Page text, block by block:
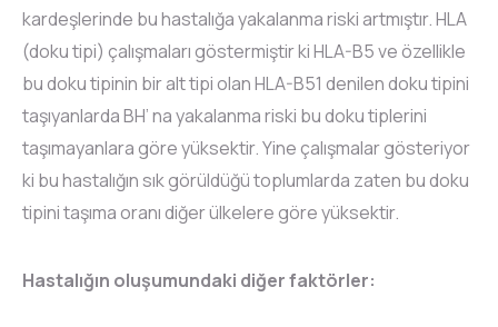
kardeşlerinde bu hastalığa yakalanma riski artmıştır. HLA
(doku tipi) çalışmaları göstermiştir ki HLA-B5 ve özellikle
bu doku tipinin bir alt tipi olan HLA-B51 denilen doku tipini
taşıyanlarda BH’ na yakalanma riski bu doku tiplerini
taşımayanlara göre yüksektir. Yine çalışmalar gösteriyor
ki bu hastalığın sık görüldüğü toplumlarda zaten bu doku
tipini taşıma oranı diğer ülkelere göre yüksektir.
Hastalığın oluşumundaki diğer faktörler: